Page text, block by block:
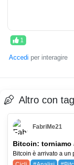
1
Accedi per interagire
Altro con
FabriMe21
Bitcoin: torniamo
Bitcoin è arrivato a